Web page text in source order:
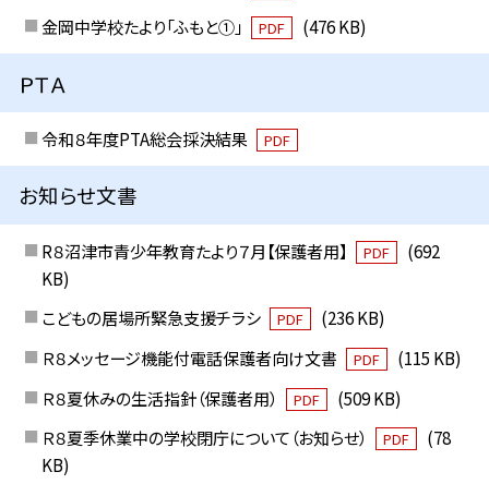
金岡中学校たより「ふもと①」
PDF (476 KB)
ＰＴＡ
令和８年度PTA総会採決結果 PDF
お知らせ文書
R８沼津市青少年教育たより７月【保護者用】 PDF
(692
KB)
こどもの居場所緊急支援チラシ
PDF
(236 KB)
Ｒ８メッセージ機能付電話保護者向け文書
PDF
(115 KB)
Ｒ８夏休みの生活指針（保護者用）
PDF
(509 KB)
Ｒ８夏季休業中の学校閉庁について（お知らせ）
PDF
(78
KB)